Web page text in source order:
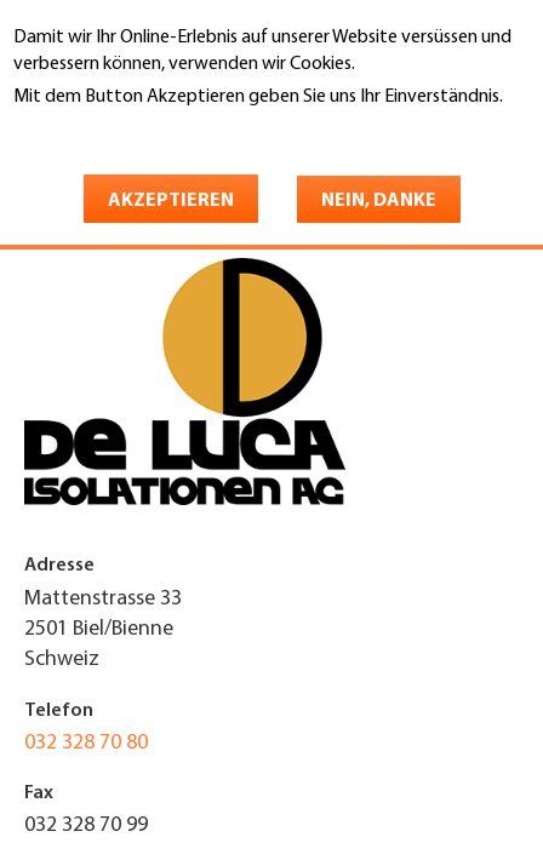
Damit wir Ihr Online-Erlebnis auf unserer Website versüssen und
verbessern können, verwenden wir Cookies.
Mit dem Button Akzeptieren geben Sie uns Ihr Einverständnis.
AKZEPTIEREN NEIN, DANKE
zum
Inhalt
De Luca Isolationen AG
Adresse
Mattenstrasse 33
2501 Biel/Bienne
Schweiz
Telefon
032 328 70 80
Fax
032 328 70 99